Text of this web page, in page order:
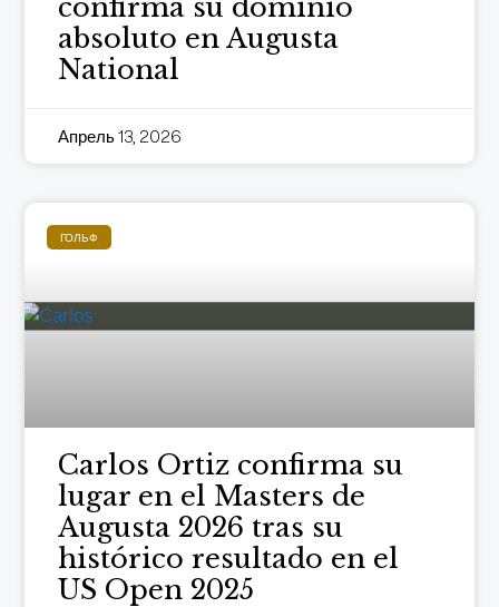
confirma su dominio
absoluto en Augusta
National
Апрель 13, 2026
ГОЛЬФ
Carlos Ortiz confirma su
lugar en el Masters de
Augusta 2026 tras su
histórico resultado en el
US Open 2025